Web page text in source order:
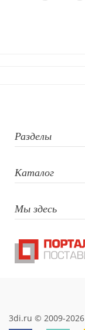
Разделы
Каталог
Мы здесь
3di.ru © 2009-2026